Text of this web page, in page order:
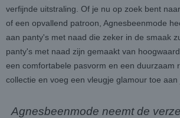
verfijnde uitstraling. Of je nu op zoek bent
of een opvallend patroon, Agnesbeenmode
aan panty's met naad die zeker in de smaak
panty's met naad zijn gemaakt van
een comfortabele pasvorm en een duurzaam
collectie en voeg een vleugje glamour toe aan
Agnesbeenmode neemt de